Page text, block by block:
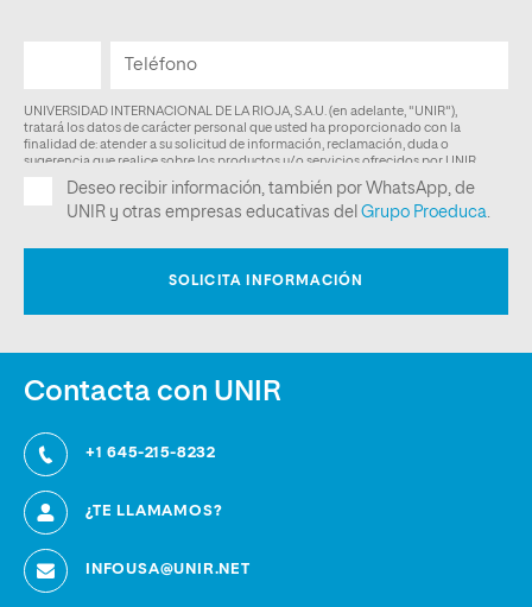
Contacta con UNIR
+1 645-215-8232
¿TE LLAMAMOS?
INFOUSA@UNIR.NET